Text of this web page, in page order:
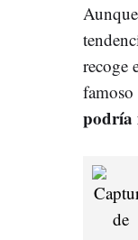
recoge
podría